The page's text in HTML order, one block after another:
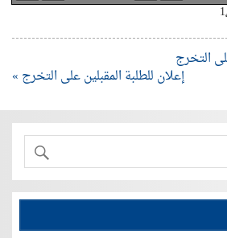
التخرج
إعلان للطلبة المقبلين على التخرج »